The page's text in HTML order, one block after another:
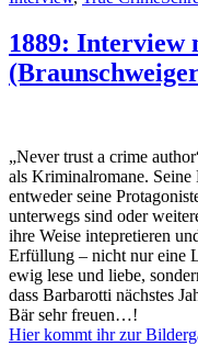
1889: Interview
„Never trust a crime
als Kriminalromane.
entweder seine
unterwegs sind oder
ihre Weise intepretieren
Erfüllung – nicht nur eine
ewig lese und liebe,
dass Barbarotti nächstes
Bär sehr freuen…!
Hier kommt ihr zur